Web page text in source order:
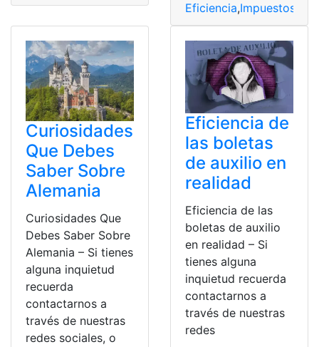
Eficiencia,Impuestos
Curiosidades
Que Debes
Saber Sobre
Alemania
Curiosidades Que
Debes Saber Sobre
Alemania – Si tienes
alguna inquietud
recuerda
contactarnos a
través de nuestras
redes sociales, o
Eficiencia de
las boletas
de auxilio en
realidad
Eficiencia de las
boletas de auxilio
en realidad – Si
tienes alguna
inquietud recuerda
contactarnos a
través de nuestras
redes